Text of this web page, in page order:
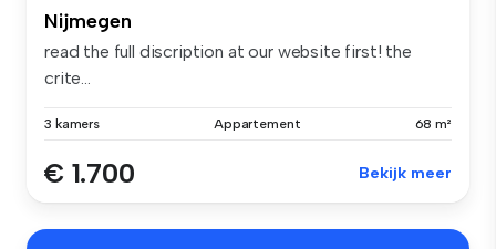
Nijmegen
read the full discription at our website first! the
crite...
3 kamers Appartement 68 m²
€ 1.700 Bekijk meer